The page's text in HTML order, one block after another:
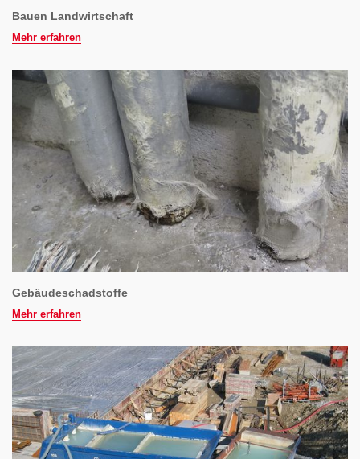
Bauen Landwirtschaft
Mehr erfahren
Gebäudeschadstoffe
Mehr erfahren